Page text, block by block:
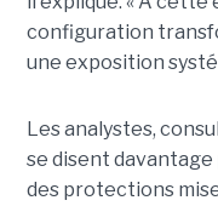
configuration
une exposition
Les analystes,
se disent
des protections